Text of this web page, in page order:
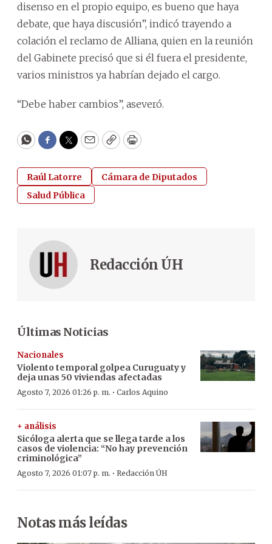
disenso en el propio equipo, es bueno que haya
debate, que haya discusión”, indicó trayendo a
colación el reclamo de Alliana, quien en la reunión
del Gabinete precisó que si él fuera el presidente,
varios ministros ya habrían dejado el cargo.
“Debe haber cambios”, aseveró.
WhatsApp
Facebook
Twitter
EmailCopyPrint
Raúl Latorre
Cámara de Diputados
Salud Pública
Redacción ÚH
Últimas Noticias
Nacionales
Violento temporal golpea Curuguaty y
deja unas 50 viviendas afectadas
Agosto 7, 2026 01:26 p. m. · Carlos Aquino
+ análisis
Sicóloga alerta que se llega tarde a los
casos de violencia: “No hay prevención
criminológica”
Agosto 7, 2026 01:07 p. m. · Redacción ÚH
Notas más leídas